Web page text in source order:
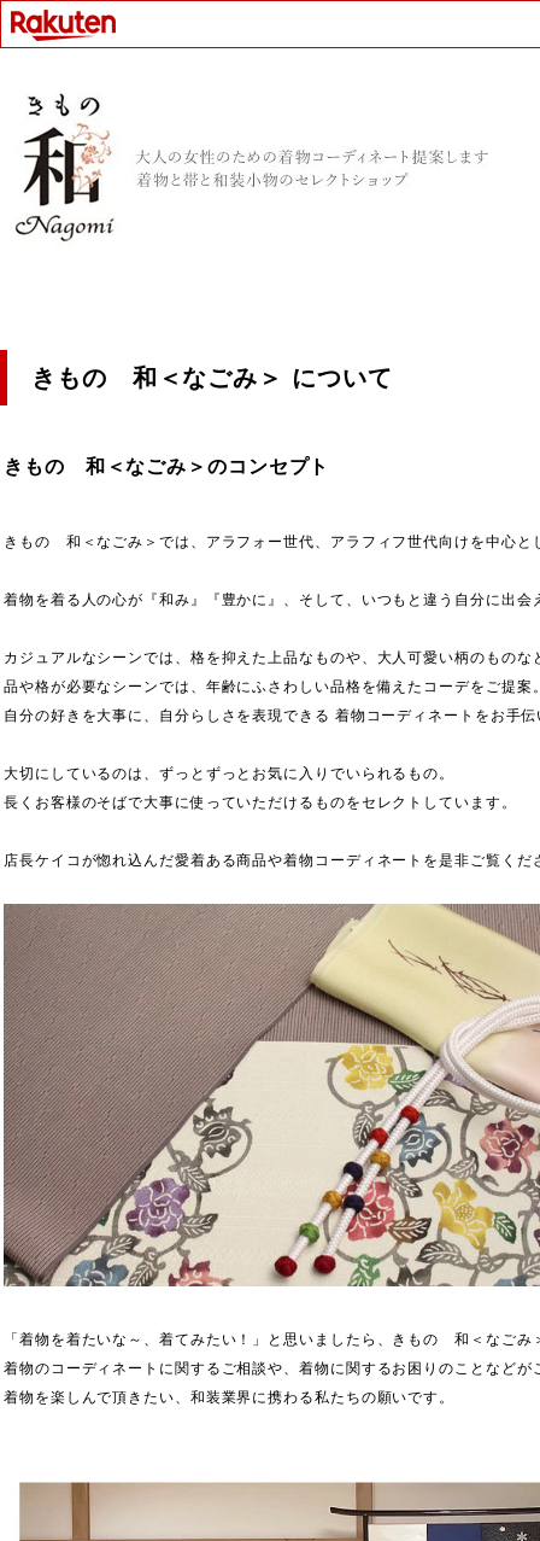
きもの 和＜なごみ＞ について
きもの 和＜なごみ＞のコンセプト
きもの 和＜なごみ＞では、アラフォー世代、アラフィフ世代向けを中心と
着物を着る人の心が『和み』『豊かに』、そして、いつもと違う自分に出
カジュアルなシーンでは、格を抑えた上品なものや、大人可愛い柄のもの
品や格が必要なシーンでは、年齢にふさわしい品格を備えたコーデをご提案
自分の好きを大事に、自分らしさを表現できる 着物コーディネートをお手
大切にしているのは、ずっとずっとお気に入りでいられるもの。
長くお客様のそばで大事に使っていただけるものをセレクトしています。
店長ケイコが惚れ込んだ愛着ある商品や着物コーディネートを是非ご覧くだ
「着物を着たいな～、着てみたい！」と思いましたら、きもの 和＜なごみ
着物のコーディネートに関するご相談や、着物に関するお困りのことなど
着物を楽しんで頂きたい、和装業界に携わる私たちの願いです。